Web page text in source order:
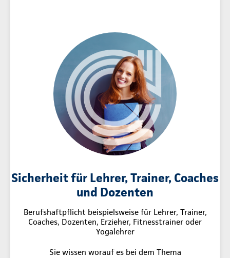
Sicherheit für Lehrer, Trainer, Coaches
und Dozenten
Berufshaftpflicht beispielsweise für Lehrer, Trainer,
Coaches, Dozenten, Erzieher, Fitnesstrainer oder
Yogalehrer
Sie wissen worauf es bei dem Thema